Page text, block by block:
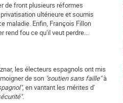
de front plusieurs réformes
ultérieure et soumis
maladie. Enfin, François Fillon
rend fou ce qu'il veut perdre...
les électeurs espagnols ont mis
de son "soutien sans faille"à
, en vantant les mérites d'